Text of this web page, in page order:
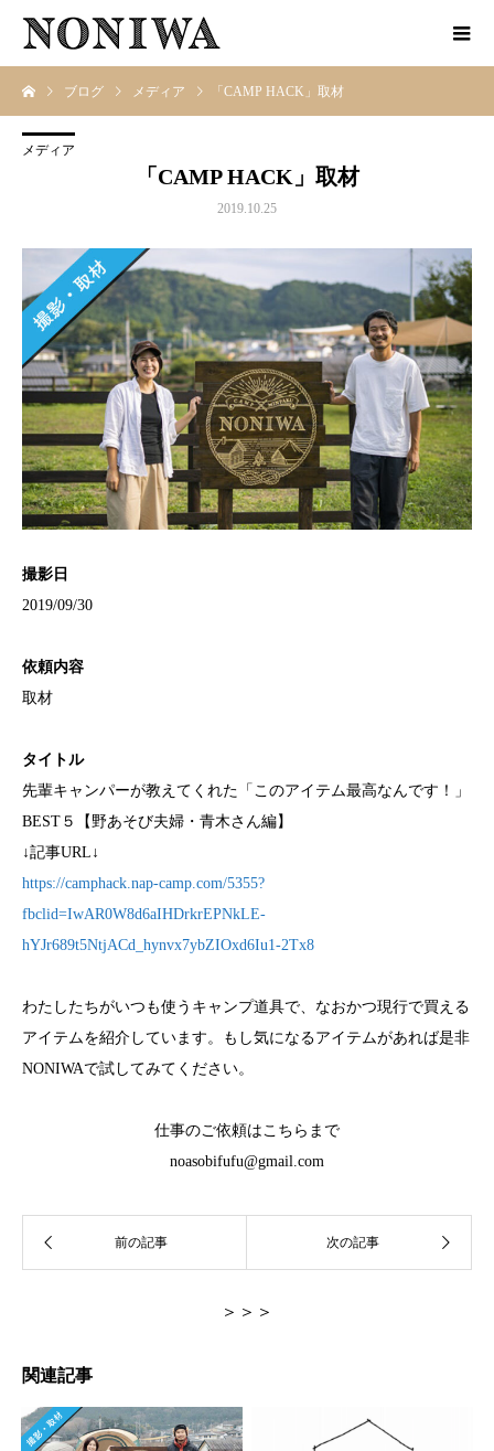
ブログ メディア 「CAMP HACK」取材
メディア
「CAMP HACK」取材
2019.10.25
撮影日
2019/09/30
依頼内容
取材
タイトル
先輩キャンパーが教えてくれた「このアイテム最高なんです！」
BEST５【野あそび夫婦・青木さん編】
↓記事URL↓
https://camphack.nap-camp.com/5355?
fbclid=IwAR0W8d6aIHDrkrEPNkLE-
hYJr689t5NtjACd_hynvx7ybZIOxd6Iu1-2Tx8
わたしたちがいつも使うキャンプ道具で、なおかつ現行で買える
アイテムを紹介しています。もし気になるアイテムがあれば是非
NONIWAで試してみてください。
仕事のご依頼はこちらまで
noasobifufu@gmail.com
＞＞＞
関連記事